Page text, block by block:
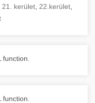
21. kerület 22.kerület